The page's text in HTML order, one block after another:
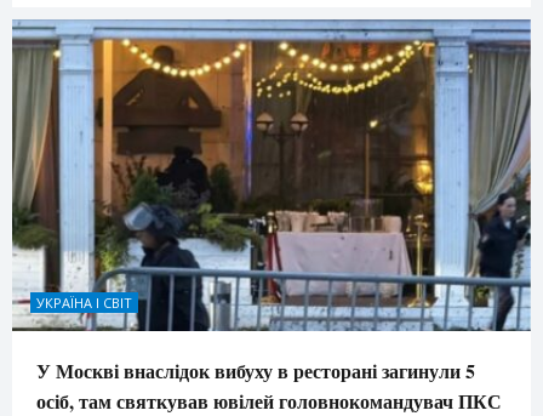
УКРАЇНА І СВІТ
У Москві внаслідок вибуху в ресторані загинули 5
осіб, там святкував ювілей головнокомандувач ПКС